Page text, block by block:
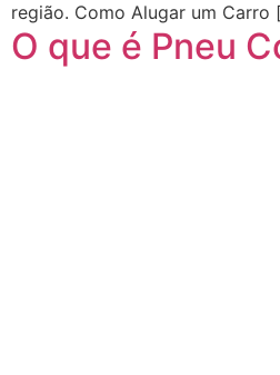
região. Como Alugar um Carro
O que é Pneu